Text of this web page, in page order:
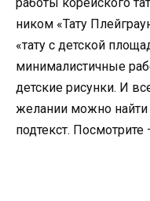
ником «Тату
«тату с детской
минималистичные
детские рисунки. И
желании можно
подтекст. Посмотрите